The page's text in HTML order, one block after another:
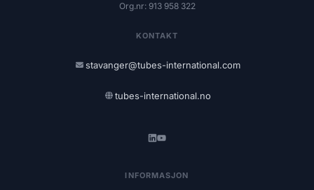
Org.nr: 913 958 322
KONTAKT
stavanger@tubes-international.com
tubes-international.no
INFORMASJON